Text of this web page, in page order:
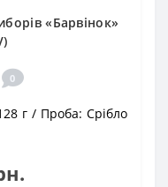
«Барвінок»
0
г Проба: Срібло